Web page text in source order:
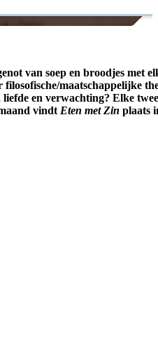
van soep en broodjes met
filosofische/maatschappelijke
liefde en verwachting? Elke
vindt Eten met Zin plaats